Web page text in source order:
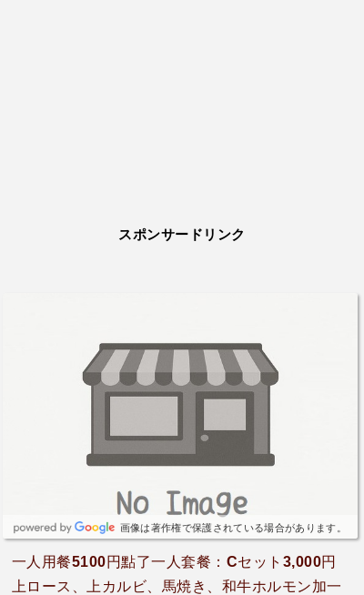
スポンサードリンク
画像は著作権で保護されている場合があります。
一人用餐5100円點了一人套餐：Cセット3,000円
上ロース、上カルビ、馬焼き、和牛ホルモン加一